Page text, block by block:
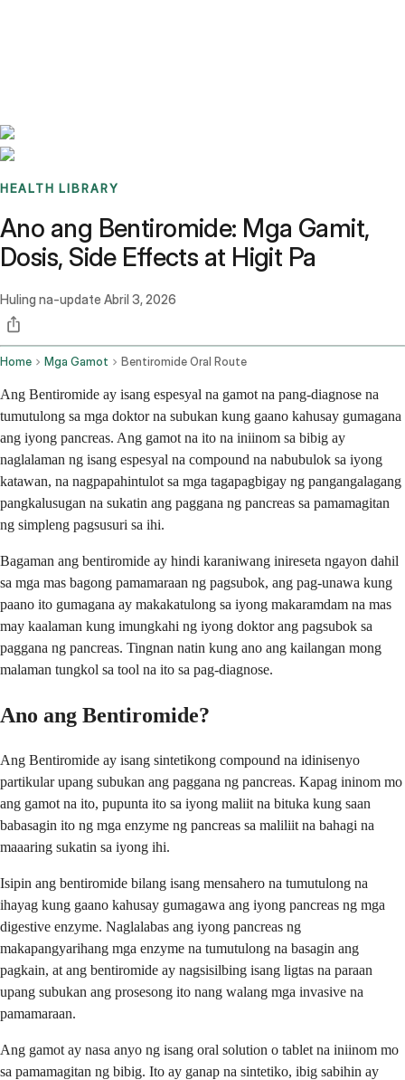
HEALTH LIBRARY
Ano ang Bentiromide: Mga Gamit,
Dosis, Side Effects at Higit Pa
Huling na-update Abril 3, 2026
Home Mga Gamot Bentiromide Oral Route
Ang Bentiromide ay isang espesyal na gamot na pang-diagnose na
tumutulong sa mga doktor na subukan kung gaano kahusay gumagana
ang iyong pancreas. Ang gamot na ito na iniinom sa bibig ay
naglalaman ng isang espesyal na compound na nabubulok sa iyong
katawan, na nagpapahintulot sa mga tagapagbigay ng pangangalagang
pangkalusugan na sukatin ang paggana ng pancreas sa pamamagitan
ng simpleng pagsusuri sa ihi.
Bagaman ang bentiromide ay hindi karaniwang inireseta ngayon dahil
sa mga mas bagong pamamaraan ng pagsubok, ang pag-unawa kung
paano ito gumagana ay makakatulong sa iyong makaramdam na mas
may kaalaman kung imungkahi ng iyong doktor ang pagsubok sa
paggana ng pancreas. Tingnan natin kung ano ang kailangan mong
malaman tungkol sa tool na ito sa pag-diagnose.
Ano ang Bentiromide?
Ang Bentiromide ay isang sintetikong compound na idinisenyo
partikular upang subukan ang paggana ng pancreas. Kapag ininom mo
ang gamot na ito, pupunta ito sa iyong maliit na bituka kung saan
babasagin ito ng mga enzyme ng pancreas sa maliliit na bahagi na
maaaring sukatin sa iyong ihi.
Isipin ang bentiromide bilang isang mensahero na tumutulong na
ihayag kung gaano kahusay gumagawa ang iyong pancreas ng mga
digestive enzyme. Naglalabas ang iyong pancreas ng
makapangyarihang mga enzyme na tumutulong na basagin ang
pagkain, at ang bentiromide ay nagsisilbing isang ligtas na paraan
upang subukan ang prosesong ito nang walang mga invasive na
pamamaraan.
Ang gamot ay nasa anyo ng isang oral solution o tablet na iniinom mo
sa pamamagitan ng bibig. Ito ay ganap na sintetiko, ibig sabihin ay